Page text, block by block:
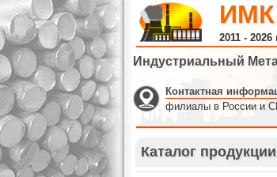
ИМК
2011 - 2026
Индустриальный
Контактная
филиалы в России и
Каталог продукции